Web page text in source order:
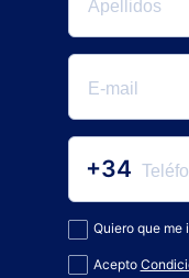
+34
Quiero que me
Acepto